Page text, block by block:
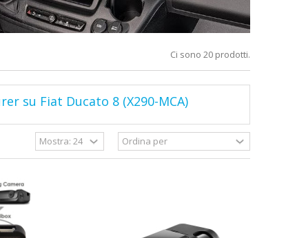
Ci sono 20 prodotti.
su Fiat Ducato 8 (X290-MCA)